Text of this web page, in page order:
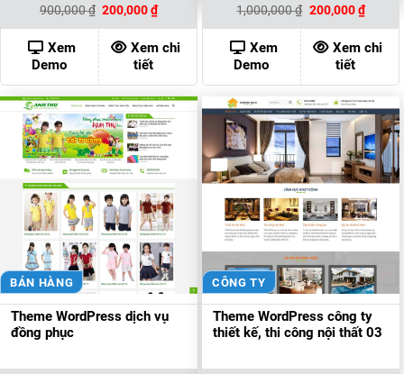
900,000₫ Giá
là:
900,000 ₫.
200,000₫Giá
hiện
tại
là:
200,000 ₫.
Xem
Demo
Xem chi
tiết
1,000,000₫ Giá
là:
1,000,000 ₫.
200,000₫Giá
hiện
tại
là:
Xem
Demo
Xem chi
tiết
BÁN HÀNG
Theme WordPress dịch vụ
đồng phục
CÔNG TY
Theme WordPress công ty
thiết kế, thi công nội thất 03